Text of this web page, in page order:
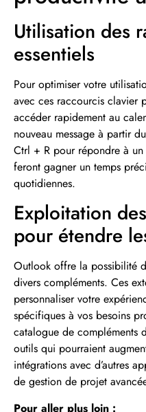
Utilisation des
essentiels
Pour optimiser votre
avec ces raccourcis clavier
accéder rapidement au
nouveau message à partir
Ctrl + R pour répondre à un
feront gagner un temps
quotidiennes.
Exploitation
pour étendre
Outlook offre la possibilité
divers compléments. Ces
personnaliser votre
spécifiques à vos besoins
catalogue de compléments
outils qui pourraient
intégrations avec d’autres
de gestion de projet
Pour aller plus loin :